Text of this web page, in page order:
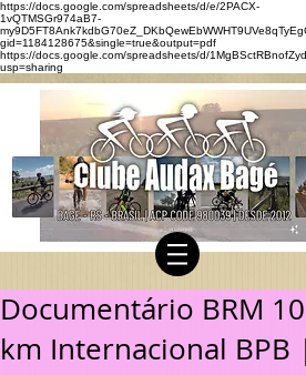
https://docs.google.com/spreadsheets/d/e/2PACX-
1vQTMSGr974aB7-
gid=1184128675&single=true&output=pdf
https://docs.google.com/spreadsheets/d/
usp=sharing
Documentário BRM
km Internacional BPB |